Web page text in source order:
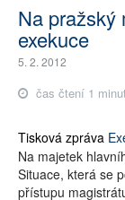
Na pražský
exekuce
5. 2. 2012
čas čtení 1
Tisková zpráva
Na majetek
Situace, která se
přístupu